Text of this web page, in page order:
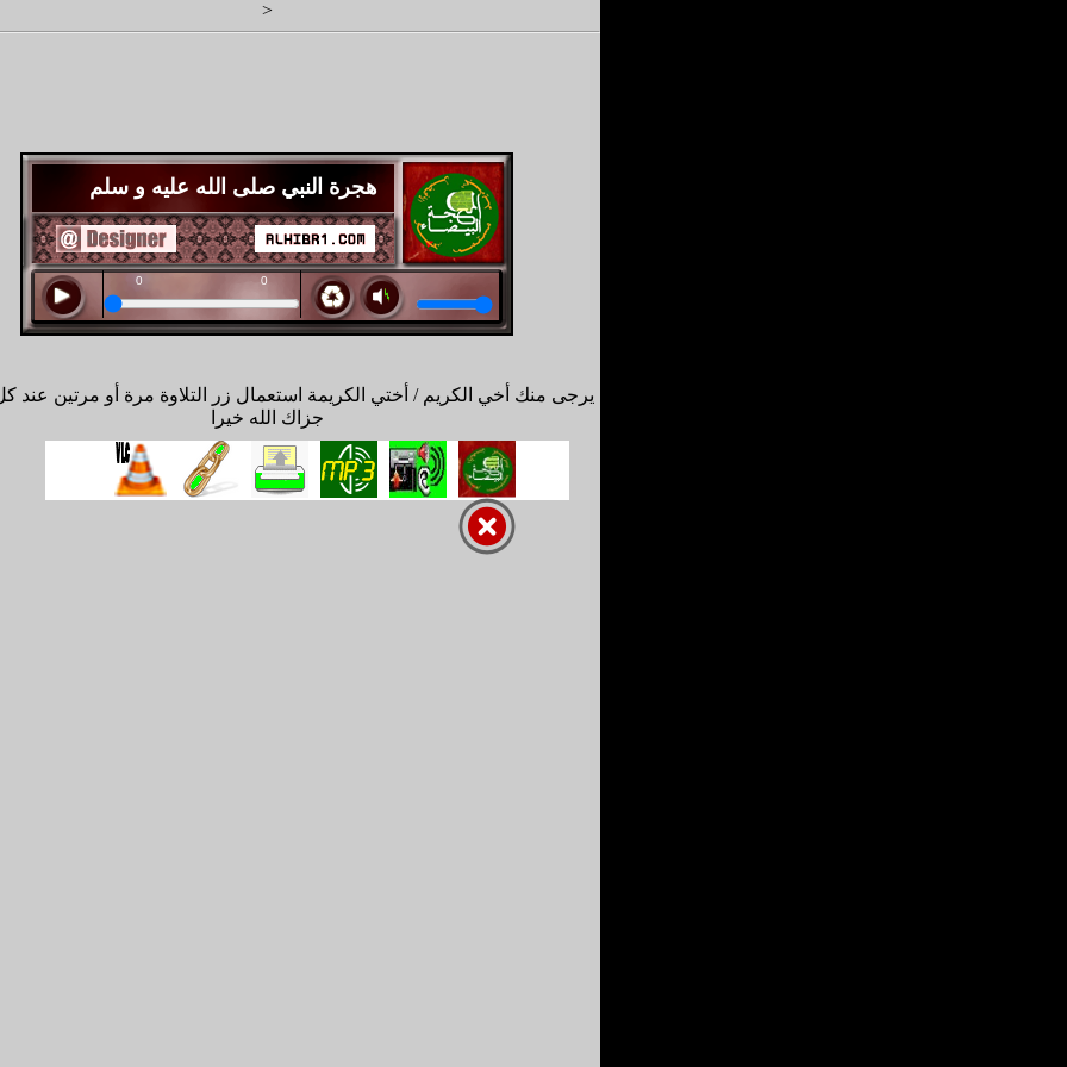
<
هجرة النبي صلى الله عليه و سلم
يرجى منك أخي الكريم / أختي الكريمة استعمال زر التلاوة مرة أو مرتين عند
جزاك الله خيرا